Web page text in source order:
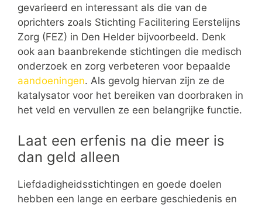
gevarieerd en interessant als die van de
oprichters zoals Stichting Facilitering Eerstelijns
Zorg (FEZ) in Den Helder bijvoorbeeld. Denk
ook aan baanbrekende stichtingen die medisch
onderzoek en zorg verbeteren voor bepaalde
aandoeningen. Als gevolg hiervan zijn ze de
katalysator voor het bereiken van doorbraken in
het veld en vervullen ze een belangrijke functie.
Laat een erfenis na die meer is
dan geld alleen
Liefdadigheidsstichtingen en goede doelen
hebben een lange en eerbare geschiedenis en